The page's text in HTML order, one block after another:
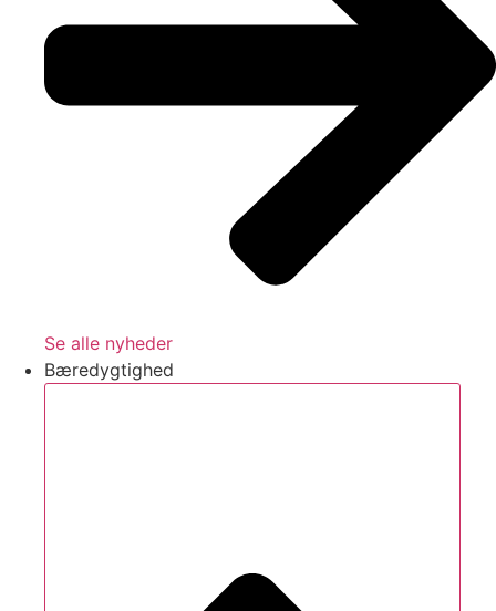
Se alle nyheder
Bæredygtighed